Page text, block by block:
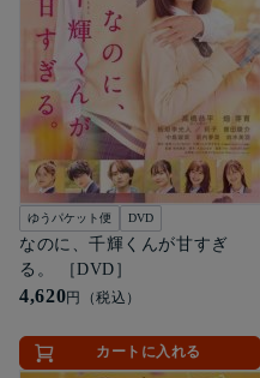
ゆうパケット便 DVD
なのに、千輝くんが甘すぎ
る。 ［DVD］
4,620円（税込）
カートに入れる